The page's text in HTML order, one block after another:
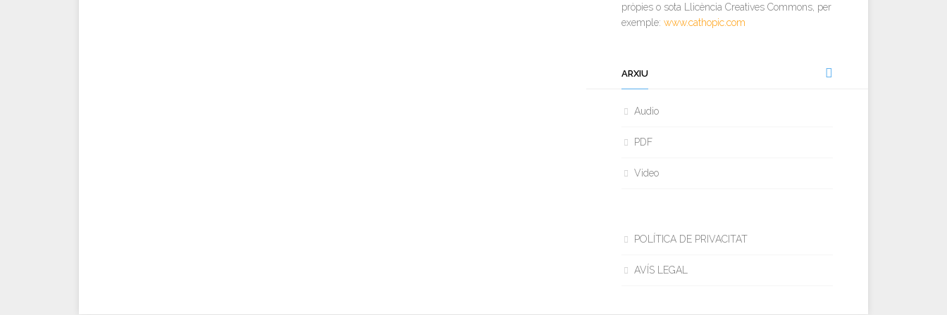
pròpies o sota Llicència Creatives Commons, per
exemple: www.cathopic.com
ARXIU
Audio
PDF
Video
POLÍTICA DE PRIVACITAT
AVÍS LEGAL